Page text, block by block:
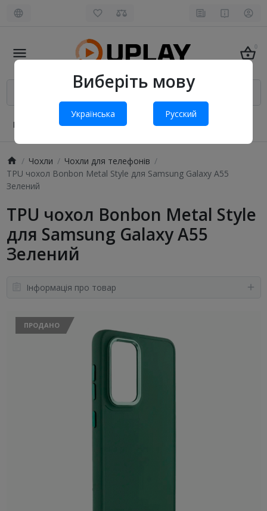
Виберіть мову
Українська Русский
0
Про нас Оплата і доставка Обмін та повернення
Чохли
Чохли для телефонів
TPU чохол Bonbon Metal Style для Samsung Galaxy A55
Зелений
TPU чохол Bonbon Metal Style
для Samsung Galaxy A55
Зелений
Інформація про товар
ПРОДАНО